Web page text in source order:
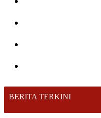
BERITA TERKINI